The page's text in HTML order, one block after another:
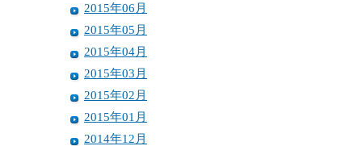
2015年06月
2015年05月
2015年04月
2015年03月
2015年02月
2015年01月
2014年12月